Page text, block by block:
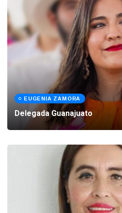
EUGENIA ZAMORA
Delegada Guanajuato